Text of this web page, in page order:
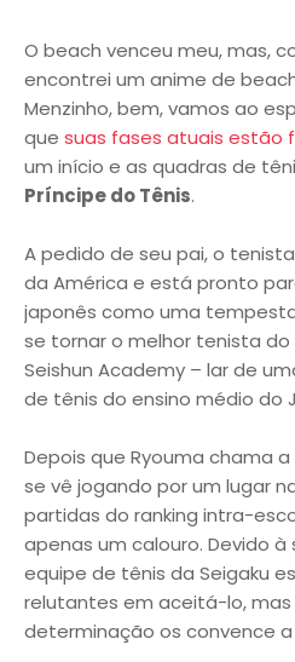
O beach venceu meu, mas,
encontrei um anime de
Menzinho, bem, vamos ao
que suas fases atuais estão
um início e as quadras de
Príncipe do Tênis.
A pedido de seu pai, o
da América e está pronto
japonês como uma
se tornar o melhor tenista
Seishun Academy – lar de
de tênis do ensino médio do
Depois que Ryouma chama
se vê jogando por um lugar
partidas do ranking intra-
apenas um calouro. Devido
equipe de tênis da Seigaku
relutantes em aceitá-lo, mas
determinação os convence